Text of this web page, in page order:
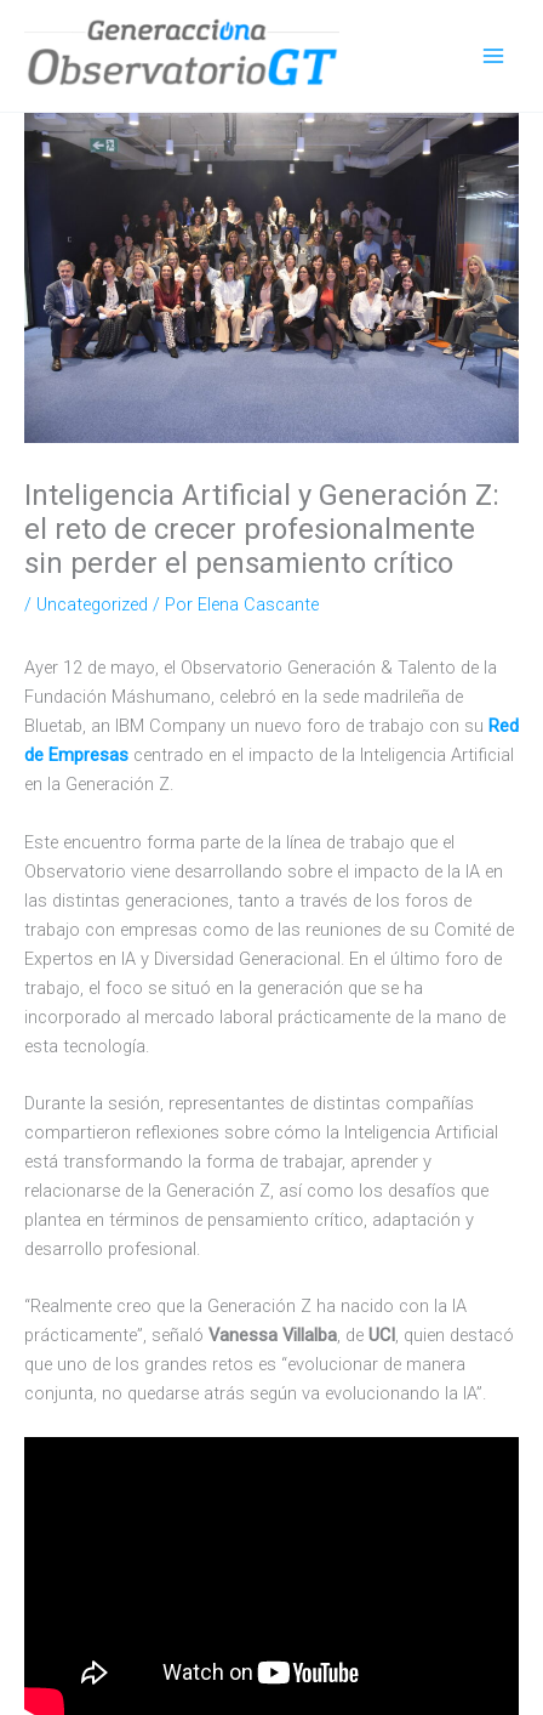
contenido
Inteligencia Artificial y Generación Z:
el reto de crecer profesionalmente
sin perder el pensamiento crítico
/ Uncategorized / Por Elena Cascante
Ayer 12 de mayo, el Observatorio Generación & Talento de la
Fundación Máshumano, celebró en la sede madrileña de
Bluetab, an IBM Company un nuevo foro de trabajo con su Red
de Empresas centrado en el impacto de la Inteligencia Artificial
en la Generación Z.
Este encuentro forma parte de la línea de trabajo que el
Observatorio viene desarrollando sobre el impacto de la IA en
las distintas generaciones, tanto a través de los foros de
trabajo con empresas como de las reuniones de su Comité de
Expertos en IA y Diversidad Generacional. En el último foro de
trabajo, el foco se situó en la generación que se ha
incorporado al mercado laboral prácticamente de la mano de
esta tecnología.
Durante la sesión, representantes de distintas compañías
compartieron reflexiones sobre cómo la Inteligencia Artificial
está transformando la forma de trabajar, aprender y
relacionarse de la Generación Z, así como los desafíos que
plantea en términos de pensamiento crítico, adaptación y
desarrollo profesional.
“Realmente creo que la Generación Z ha nacido con la IA
prácticamente”, señaló Vanessa Villalba, de UCI , quien destacó
que uno de los grandes retos es “evolucionar de manera
conjunta, no quedarse atrás según va evolucionando la IA”.